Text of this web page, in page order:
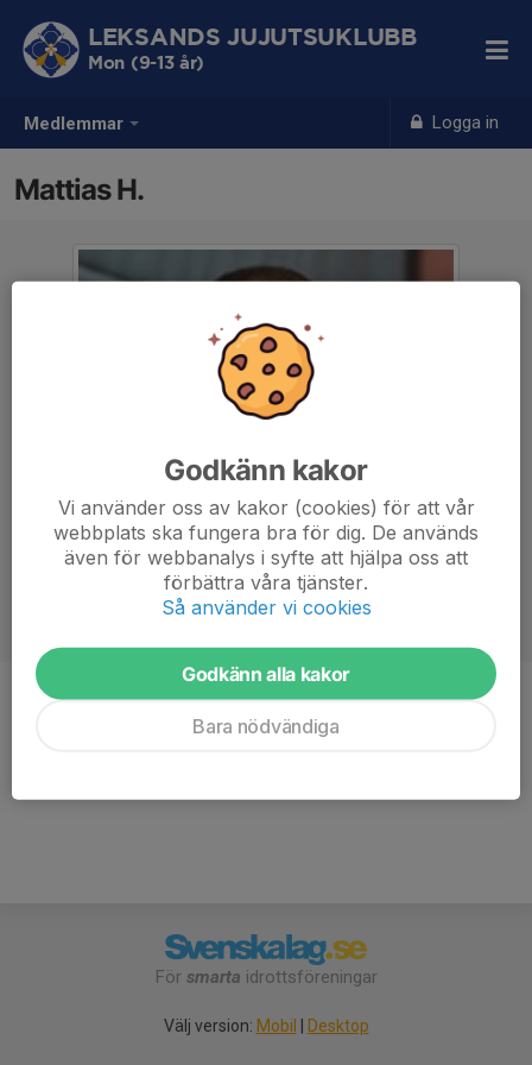
Medlemmar Logga in
LEKSANDS JUJUTSUKLUBB
Mon (9-13 år)
Mattias H.
För smarta idrottsföreningar
Välj version: Mobil Desktop
Godkänn kakor
Vi använder oss av kakor (cookies) för att vår
webbplats ska fungera bra för dig. De används
även för webbanalys i syfte att hjälpa oss att
förbättra våra tjänster.
Så använder vi cookies
Godkänn alla kakor
Bara nödvändiga